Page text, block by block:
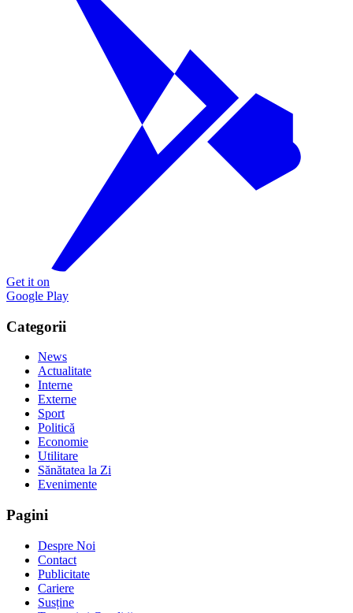
Get it on
Google Play
Categorii
News
Actualitate
Interne
Externe
Sport
Politică
Economie
Utilitare
Sănătatea la Zi
Evenimente
Pagini
Despre Noi
Contact
Publicitate
Cariere
Susține